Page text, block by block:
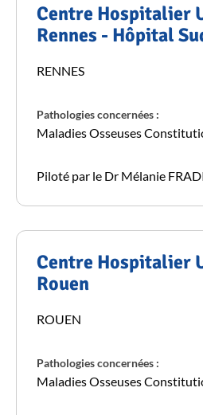
Centre Hospitalier
Rennes - Hôpital
RENNES
Pathologies concernées :
Maladies Osseuses
Piloté par le Dr Mélanie
Centre Hospitalier
Rouen
ROUEN
Pathologies concernées :
Maladies Osseuses